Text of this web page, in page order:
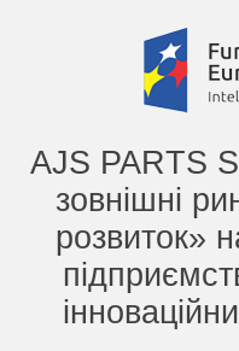
AJS PARTS
зовнішні
розвиток»